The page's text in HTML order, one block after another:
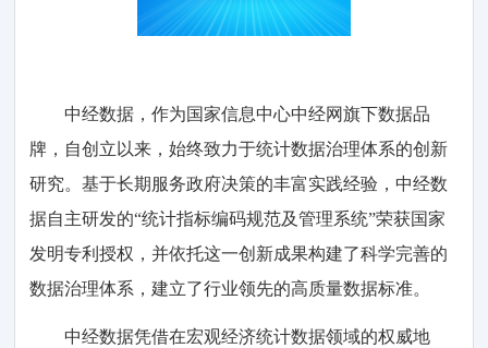
中经数据，作为国家信息中心中经网旗下数据品
牌，自创立以来，始终致力于统计数据治理体系的创新
研究。基于长期服务政府决策的丰富实践经验，中经数
据自主研发的“统计指标编码规范及管理系统”荣获国家
发明专利授权，并依托这一创新成果构建了科学完善的
数据治理体系，建立了行业领先的高质量数据标准。
中经数据凭借在宏观经济统计数据领域的权威地